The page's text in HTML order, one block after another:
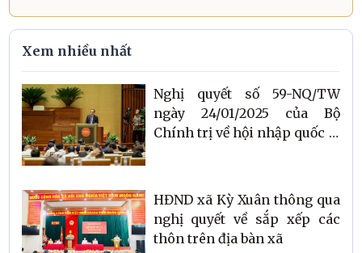
Xem nhiều nhất
Nghị quyết số 59-NQ/TW
ngày 24/01/2025 của Bộ
Chính trị về hội nhập quốc tế
HĐND xã Kỳ Xuân thông qua
nghị quyết về sắp xếp các
thôn trên địa bàn xã